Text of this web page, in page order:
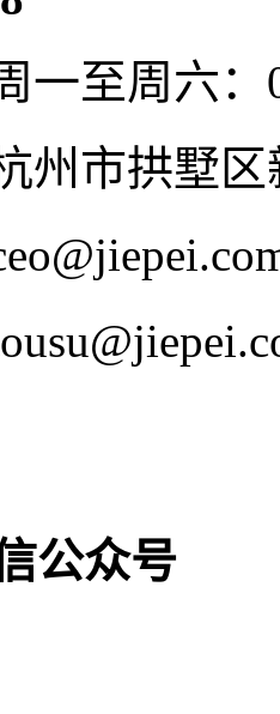
一至周六：
州市拱墅
公众号